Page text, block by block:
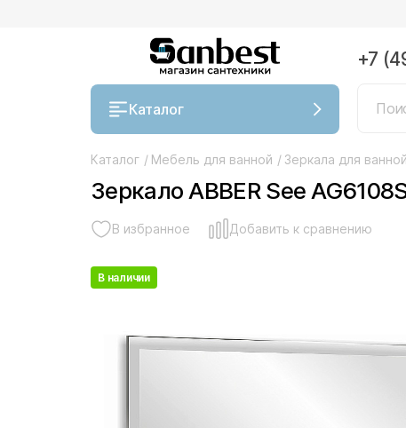
Каталог
+7
Каталог / Мебель для ванной / Зеркала для
Зеркало ABBER See
В избранное Добавить к сравнению
В наличии